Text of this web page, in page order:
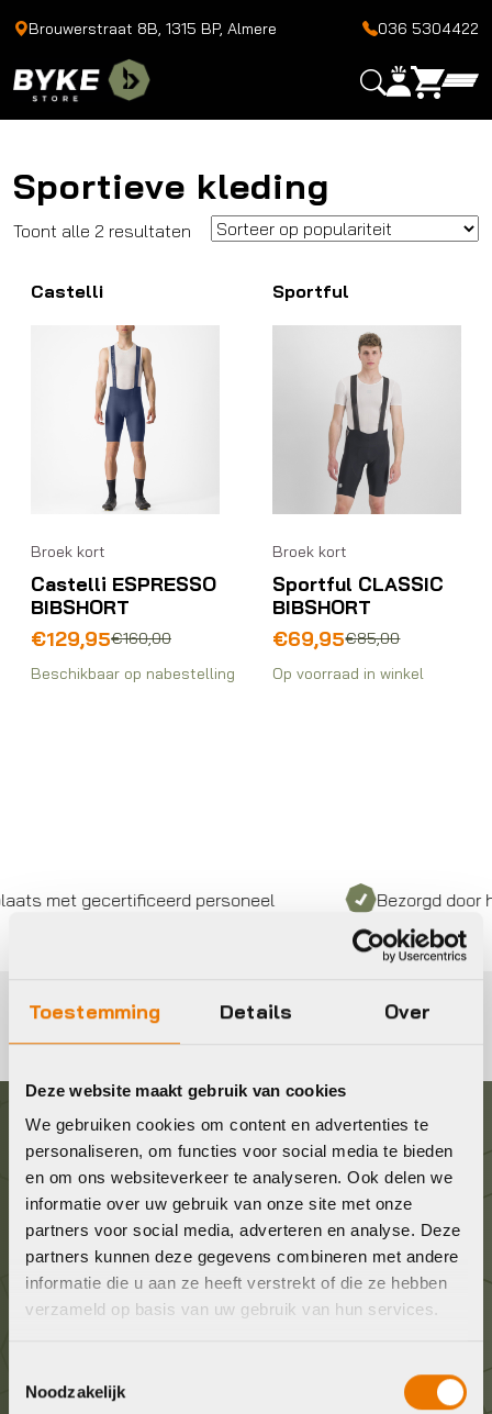
Toestemming Details Over
Deze website maakt gebruik van cookies
We gebruiken cookies om content en advertenties te
personaliseren, om functies voor social media te bieden
en om ons websiteverkeer te analyseren. Ook delen we
informatie over uw gebruik van onze site met onze
partners voor social media, adverteren en analyse. Deze
partners kunnen deze gegevens combineren met andere
informatie die u aan ze heeft verstrekt of die ze hebben
verzameld op basis van uw gebruik van hun services.
Noodzakelijk
Brouwerstraat 8B, 1315 BP, Almere 036 5304422
Sportieve kleding
Toont alle 2 resultaten Gesorteerd
populariteit
Castelli
Broek kort
Castelli ESPRESSO
BIBSHORT
€160,00
Oorspronkelijke
was:
€129,95
Huidige
is:
Beschikbaar op nabestelling
Sportful
Broek kort
Sportful CLASSIC
BIBSHORT
€85,00
Oorspronkelijke
was:
€69,95
Huidige
is:
Op voorraad in winkel
met gecertificeerd personeel Bezorgd door
Graag in contact komen?
Wij staan voor je klaar! Neem contact op via de
onderstaande gegevens.
Stuur ons een e-mail
Geef ons een belletje